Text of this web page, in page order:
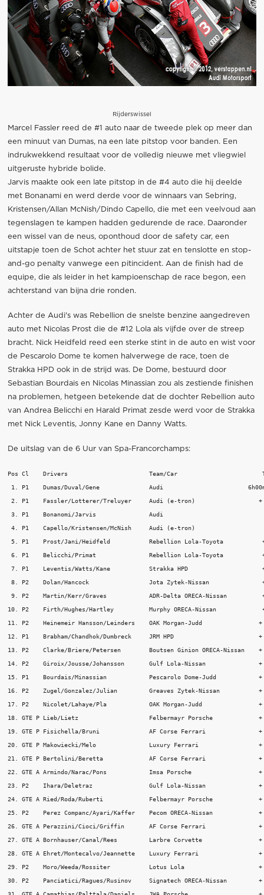
Rijderswissel
Marcel Fassler reed de #1 auto naar de tweede plek op meer dan
een minuut van Dumas, na een late pitstop voor banden. Een
indrukwekkend resultaat voor de volledig nieuwe met vliegwiel
uitgeruste hybride bolide.
Jarvis maakte ook een late pitstop in de #4 auto die hij deelde
met Bonanami en werd derde voor de winnaars van Sebring,
Kristensen/Allan McNish/Dindo Capello, die met een veelvoud aan
tegenslagen te kampen hadden gedurende de race. Daaronder
een wissel van de neus, oponthoud door de safety car, een
uitstapje toen de Schot achter het stuur zat en tenslotte en stop-
and-go penalty vanwege een pitincident. Aan de finish had de
equipe, die als leider in het kampioenschap de race begon, een
achterstand van bijna drie ronden.
Achter de Audi's was Rebellion de snelste benzine aangedreven
auto met Nicolas Prost die de #12 Lola als vijfde over de streep
bracht. Nick Heidfeld reed een sterke stint in de auto en wist voor
de Pescarolo Dome te komen halverwege de race, toen de
Strakka HPD ook in de strijd was. De Dome, bestuurd door
Sebastian Bourdais en Nicolas Minassian zou als zestiende finishen
na problemen, hetgeen betekende dat de dochter Rebellion auto
van Andrea Belicchi en Harald Primat zesde werd voor de Strakka
met Nick Leventis, Jonny Kane en Danny Watts.
De uitslag van de 6 Uur van Spa-Francorchamps:
Pos Cl    Drivers                       Team/Car
1. P1    Dumas/Duval/Gene              Audi
2. P1    Fassler/Lotterer/Treluyer     Audi (e-tron)                  +
3. P1    Bonanomi/Jarvis               Audi
4. P1    Capello/Kristensen/McNish     Audi (e-tron)
5. P1    Prost/Jani/Heidfeld           Rebellion Lola-Toyota
6. P1    Belicchi/Primat               Rebellion Lola-Toyota
7. P1    Leventis/Watts/Kane           Strakka HPD
8. P2    Dolan/Hancock                 Jota Zytek-Nissan
9. P2    Martin/Kerr/Graves            ADR-Delta ORECA-Nissan
10. P2    Firth/Hughes/Hartley          Murphy ORECA-Nissan
11. P2    Heinemeir Hansson/Leinders    OAK Morgan-Judd                +
12. P1    Brabham/Chandhok/Dumbreck     JRM HPD                        +
13. P2    Clarke/Briere/Petersen        Boutsen Ginion ORECA-Nissan
14. P2    Giroix/Jousse/Johansson       Gulf Lola-Nissan               +
15. P1    Bourdais/Minassian            Pescarolo Dome-Judd            +
16. P2    Zugel/Gonzalez/Julian         Greaves Zytek-Nissan           +
17. P2    Nicolet/Lahaye/Pla            OAK Morgan-Judd                +
18. GTE P Lieb/Lietz                    Felbermayr Porsche             +
19. GTE P Fisichella/Bruni              AF Corse Ferrari               +
20. GTE P Makowiecki/Melo               Luxury Ferrari                 +
21. GTE P Bertolini/Beretta             AF Corse Ferrari               +
22. GTE A Armindo/Narac/Pons            Imsa Porsche                   +
23. P2    Ihara/Deletraz                Gulf Lola-Nissan               +
24. GTE A Ried/Roda/Ruberti             Felbermayr Porsche             +
25. P2    Perez Companc/Ayari/Kaffer    Pecom ORECA-Nissan
26. GTE A Perazzini/Cioci/Griffin       AF Corse Ferrari               +
27. GTE A Bornhauser/Canal/Rees         Larbre Corvette                +
28. GTE A Ehret/Montecalvo/Jeannette    Luxury Ferrari                 +
29. P2    Moro/Weeda/Rossiter           Lotus Lola                     +
30. P2    Panciatici/Ragues/Rusinov     Signatech ORECA-Nissan